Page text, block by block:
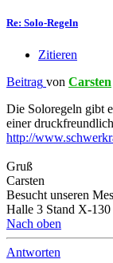
Re: Solo-Regeln
Zitieren
Beitrag von Carsten
Die Soloregeln gibt
einer
http://
Gruß
Carsten
Besucht unseren
Halle 3 Stand X-
Nach oben
Antworten